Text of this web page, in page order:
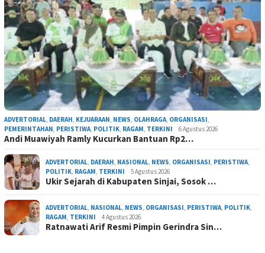
ADVERTORIAL, DAERAH, KEJUARAAN, NEWS, OLAHRAGA, ORGANISASI,
PEMERINTAHAN, PERISTIWA, POLITIK, RAGAM, TERKINI 6 Agustus 2026
Andi Muawiyah Ramly Kucurkan Bantuan Rp2…
ADVERTORIAL, DAERAH, NASIONAL, NEWS, ORGANISASI, PERISTIWA,
POLITIK, RAGAM, TERKINI 5 Agustus 2026
Ukir Sejarah di Kabupaten Sinjai, Sosok …
ADVERTORIAL, NASIONAL, NEWS, ORGANISASI, PERISTIWA, POLITIK,
RAGAM, TERKINI 4 Agustus 2026
Ratnawati Arif Resmi Pimpin Gerindra Sin…